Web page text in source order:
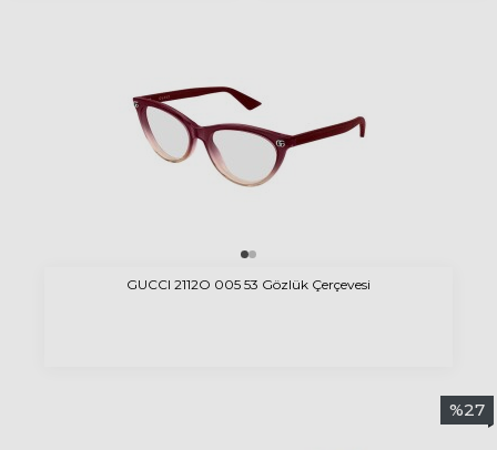
GUCCI 2112O 005 53 Gözlük Çerçevesi
%27